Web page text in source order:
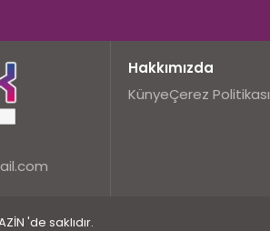
Hakkımızda
KünyeÇerez Politikası
'de saklıdır.